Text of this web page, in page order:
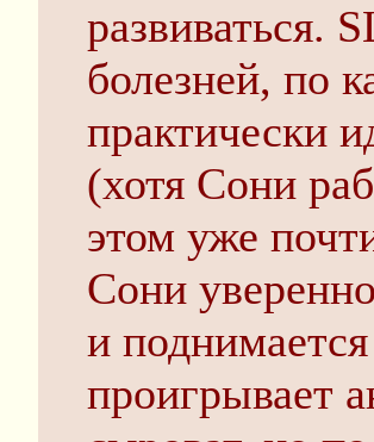
развиваться.
болезней, по
практически
(хотя Сони
этом уже
Сони
и
проигрывает